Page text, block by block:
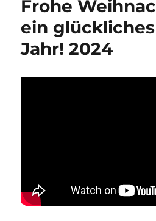
Frohe
ein
Jahr! 2024